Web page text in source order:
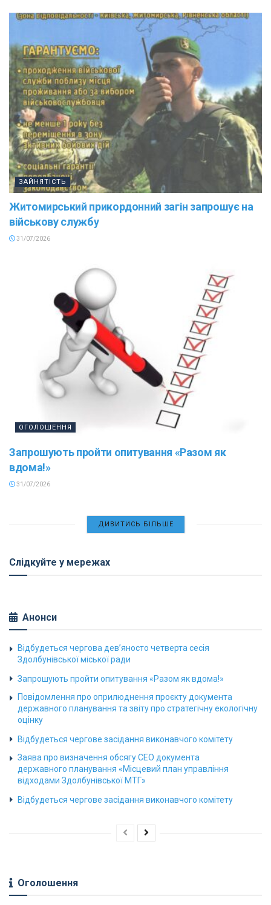
ЗАЙНЯТІСТЬ
Житомирський прикордонний загін запрошує на
військову службу
31/07/2026
ОГОЛОШЕННЯ
Запрошують пройти опитування «Разом як
вдома!»
31/07/2026
ДИВИТИСЬ БІЛЬШЕ
Слідкуйте у мережах
Анонси
Відбудеться чергова дев’яносто четверта сесія
Здолбунівської міської ради
Запрошують пройти опитування «Разом як вдома!»
Повідомлення про оприлюднення проєкту документа
державного планування та звіту про стратегічну екологічну
оцінку
Відбудеться чергове засідання виконавчого комітету
Заява про визначення обсягу СЕО документа
державного планування «Місцевий план управління
відходами Здолбунівської МТГ»
Відбудеться чергове засідання виконавчого комітету
Оголошення